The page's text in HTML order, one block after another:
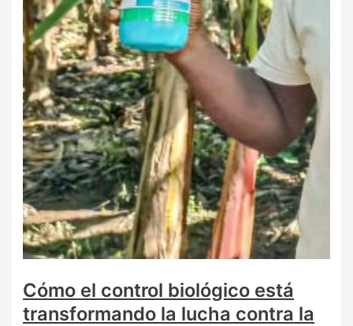
Cómo el control biológico está
transformando la lucha contra la